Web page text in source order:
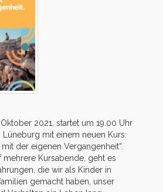
2021, startet um 19.00 Uhr
Lüneburg mit einem neuen Kurs:
der eigenen Vergangenheit“.
Kursabende, geht es
die wir als Kinder in
gemacht haben, unser